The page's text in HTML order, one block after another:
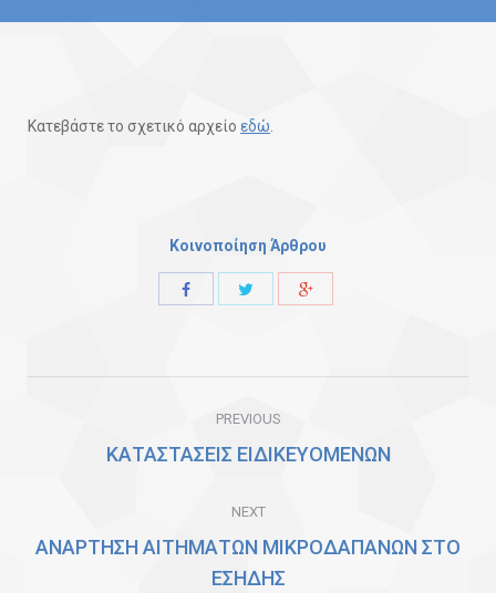
Κατεβάστε το σχετικό αρχείο εδώ
Κοινοποίηση Άρθρου
Share
PREVIOUS
Previous
ΚΑΤΑΣΤΑΣΕΙΣ ΕΙΔΙΚΕΥΟΜΕΝΩΝ
NEXT
ΑΝΑΡΤΗΣΗ ΑΙΤΗΜΑΤΩΝ ΜΙΚΡΟΔΑΠΑΝΩΝ ΣΤΟ
ΕΣΗΔΗΣ